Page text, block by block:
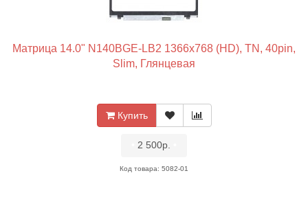
Матрица 14.0" N140BGE-LB2 1366x768 (HD), TN, 40pin,
Slim, Глянцевая
Купить
2 500р.
Код товара: 5082-01